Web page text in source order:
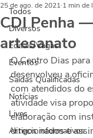
Todos
Diversos
Editais/Vagas
Eventos
Saídas Qualificadas
Notícias
Lives
Artigos informativos
CDI Penha
artesanato
25 de ago. de 2021 1 min de
O Centro Dias
desenvolveu a
com atendidos do
atividade visa
elaboração com
direcionados e